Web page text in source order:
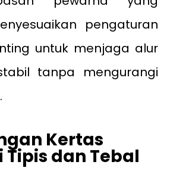
pengaturan
untuk menjaga alur
tanpa mengurangi
Kertas
dan Tebal